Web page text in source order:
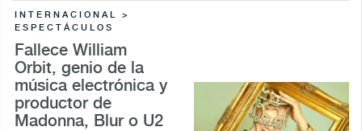
INTERNACIONAL >
ESPECTÁCULOS
Fallece William
Orbit, genio de la
música electrónica y
productor de
Madonna, Blur o U2